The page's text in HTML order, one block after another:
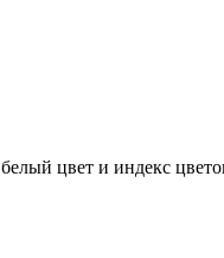
цвет и индекс